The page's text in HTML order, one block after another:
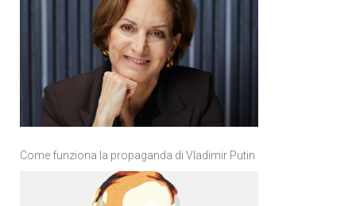
Come funziona la propaganda di Vladimir Putin